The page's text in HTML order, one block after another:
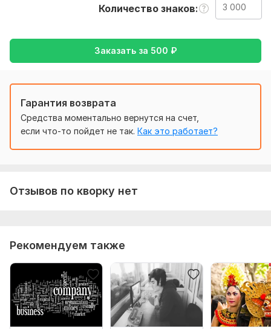
За качественным переводом сюда!!!
Спорт,Туризм и путешествия,Другое
Язык перевода:
Объем услуги в кворке:
Количество знаков
Заказать за 500 ₽
Гарантия возврата
Средства моментально вернутся на счет,
если что-то пойдет не так. Как это работает?
Отзывов по кворку нет
Рекомендуем также